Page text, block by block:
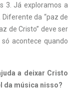
3. Já exploramos a
da “paz de
de Cristo” deve ser
só acontece quando
a deixar Cristo
da música nisso?